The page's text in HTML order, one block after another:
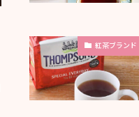
紅茶ブランド